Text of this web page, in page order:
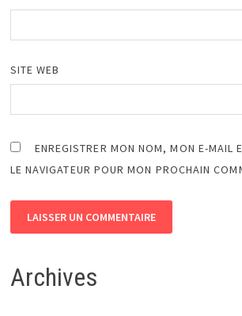
SITE WEB
ENREGISTRER MON NOM, MON E-MAIL
LE NAVIGATEUR POUR MON PROCHAIN
Archives